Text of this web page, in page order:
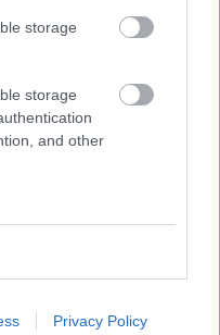
storage
storage
and other
Privacy Policy
σημαντικές
αποτελέσματα